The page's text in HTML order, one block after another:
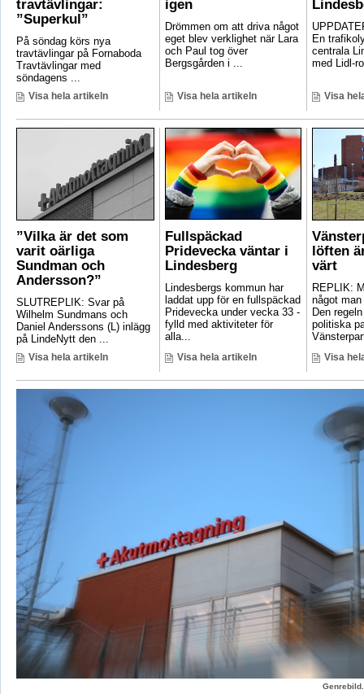
travtävlingar:
”Superkul”
På söndag körs nya
travtävlingar på Fornaboda
Travtävlingar med
söndagens ...
Visa hela artikeln
igen
Drömmen om att driva något
eget blev verklighet när Lara
och Paul tog över
Bergsgården i ...
Visa hela artikeln
En
centrala
med Lidl-
Visa
”Vilka är det som
varit oärliga
Sundman och
Andersson?”
SLUTREPLIK: Svar på
Wilhelm Sundmans och
Daniel Anderssons (L) inlägg
på LindeNytt den ...
Visa hela artikeln
Fullspäckad
Pridevecka väntar i
Lindesberg
Lindesbergs kommun har
laddat upp för en fullspäckad
Pridevecka under vecka 33 -
fylld med aktiviteter för
alla...
Visa hela artikeln
löften
värt
REPLIK:
något
Den
politiska
Visa